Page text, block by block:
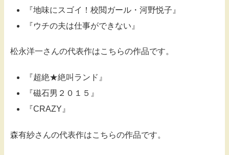
『地味にスゴイ！校閲ガール・河野悦子』
『ウチの夫は仕事ができない』
松永洋一さんの代表作はこちらの作品です。
『超絶★絶叫ランド』
『磁石男２０１５』
『CRAZY』
森有紗さんの代表作はこちらの作品です。